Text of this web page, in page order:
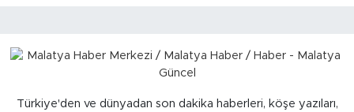
Türkiye'den ve dünyadan son dakika haberleri, köşe yazıları,